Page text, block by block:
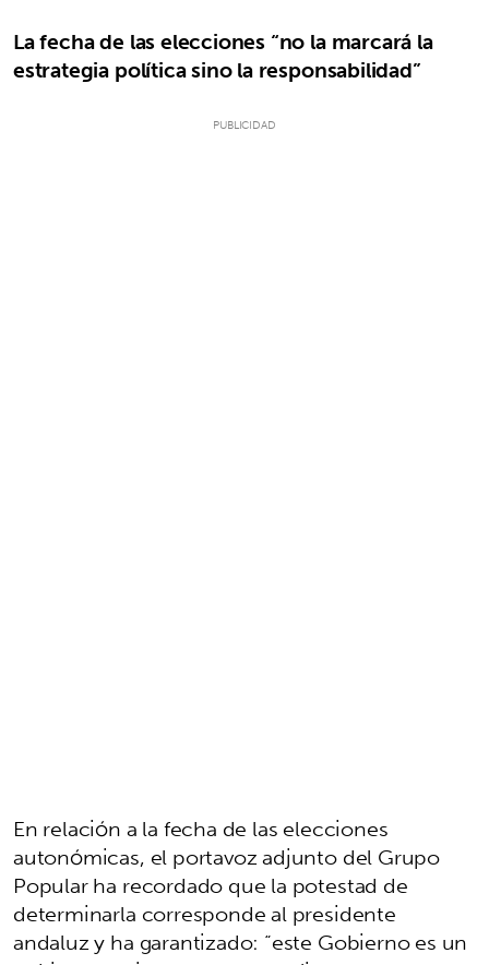
La fecha de las elecciones “no la marcará la
estrategia política sino la responsabilidad”
En relación a la fecha de las elecciones
autonómicas, el portavoz adjunto del Grupo
Popular ha recordado que la potestad de
determinarla corresponde al presidente
andaluz y ha garantizado: “este Gobierno es un